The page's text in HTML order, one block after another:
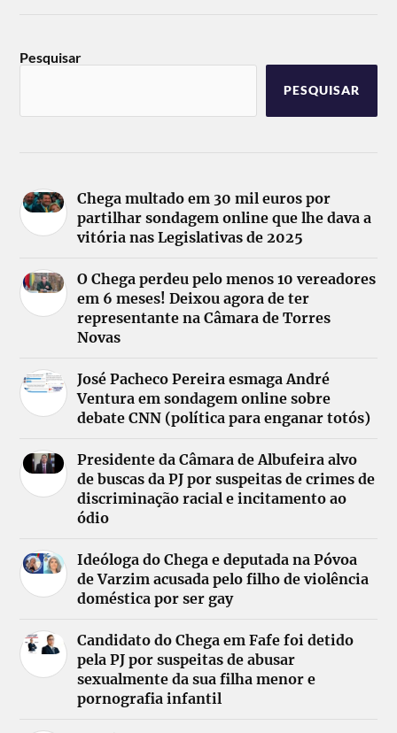
Pesquisar
PESQUISAR
Chega multado em 30 mil euros por
partilhar sondagem online que lhe dava a
vitória nas Legislativas de 2025
O Chega perdeu pelo menos 10 vereadores
em 6 meses! Deixou agora de ter
representante na Câmara de Torres
Novas
José Pacheco Pereira esmaga André
Ventura em sondagem online sobre
debate CNN (política para enganar totós)
Presidente da Câmara de Albufeira alvo
de buscas da PJ por suspeitas de crimes de
discriminação racial e incitamento ao
ódio
Ideóloga do Chega e deputada na Póvoa
de Varzim acusada pelo filho de violência
doméstica por ser gay
Candidato do Chega em Fafe foi detido
pela PJ por suspeitas de abusar
sexualmente da sua filha menor e
pornografia infantil